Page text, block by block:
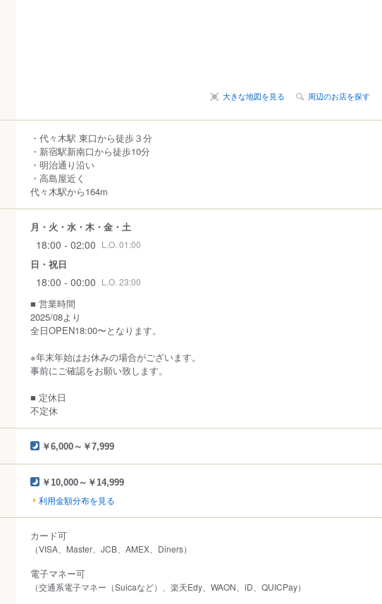
大きな地図を見る 周辺のお店を探す
・代々木駅 東口から徒歩３分
・新宿駅新南口から徒歩10分
・明治通り沿い
・高島屋近く
代々木駅から164m
月・火・水・木・金・土
18:00 - 02:00 L.O. 01:00
日・祝日
18:00 - 00:00 L.O. 23:00
■ 営業時間
2025/08より
全日OPEN18:00〜となります。
※年末年始はお休みの場合がございます。
事前にご確認をお願い致します。
■ 定休日
不定休
￥6,000～￥7,999
￥10,000～￥14,999
利用金額分布を見る
カード可
（VISA、Master、JCB、AMEX、Diners）
電子マネー可
（交通系電子マネー（Suicaなど）、楽天Edy、WAON、iD、QUICPay）